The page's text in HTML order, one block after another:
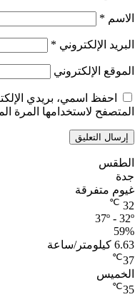
الاسم *
البريد الإلكتروني *
الموقع الإلكتروني
احفظ اسمي، بريدي
المتصفح لاستخدامها المرة
الطقس
جدة
غيوم متفرقة
32
℃
37º - 32º
59%
6.63 كيلومتر/ساعة
37
℃
الخميس
35
℃